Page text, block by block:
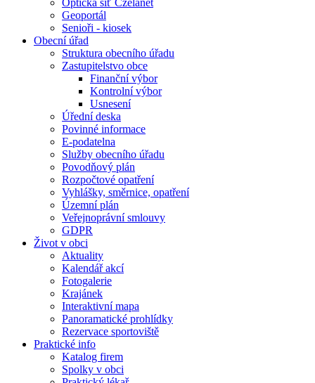
Optická síť Czelanet
Geoportál
Senioři - kiosek
Obecní úřad
Struktura obecního úřadu
Zastupitelstvo obce
Finanční výbor
Kontrolní výbor
Usnesení
Úřední deska
Povinné informace
E-podatelna
Služby obecního úřadu
Povodňový plán
Rozpočtové opatření
Vyhlášky, směrnice, opatření
Územní plán
Veřejnoprávní smlouvy
GDPR
Život v obci
Aktuality
Kalendář akcí
Fotogalerie
Krajánek
Interaktivní mapa
Panoramatické prohlídky
Rezervace sportoviště
Praktické info
Katalog firem
Spolky v obci